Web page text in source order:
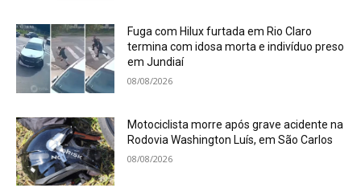
Fuga com Hilux furtada em Rio Claro
termina com idosa morta e indivíduo preso
em Jundiaí
08/08/2026
Motociclista morre após grave acidente na
Rodovia Washington Luís, em São Carlos
08/08/2026